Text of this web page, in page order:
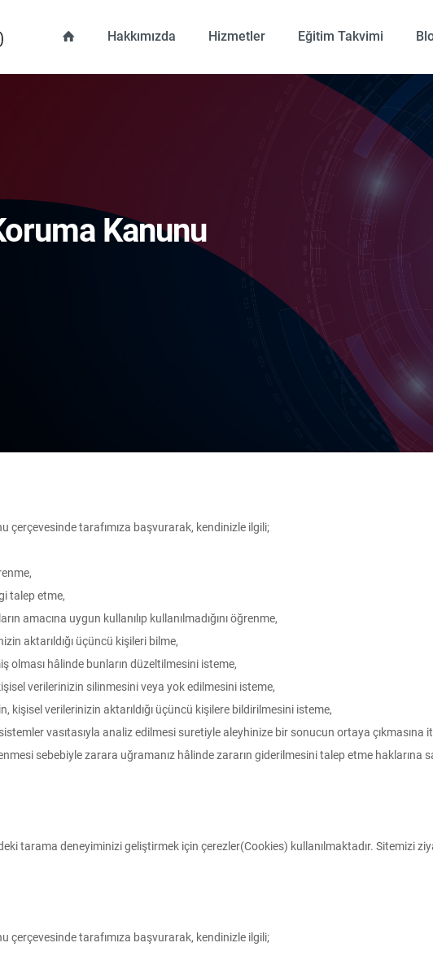
Hakkımızda Hizmetler Eğitim Takvimi
Kanunu
çerçevesinde tarafımıza başvurarak, kendinizle ilgili;
talep etme,
amacına uygun kullanılıp kullanılmadığını öğrenme,
aktarıldığı üçüncü kişileri bilme,
olması hâlinde bunların düzeltilmesini isteme,
verilerinizin silinmesini veya yok edilmesini isteme,
kişisel verilerinizin aktarıldığı üçüncü kişilere bildirilmesini isteme,
vasıtasıyla analiz edilmesi suretiyle aleyhinize bir sonucun ortaya çıkmasına
sebebiyle zarara uğramanız hâlinde zararın giderilmesini talep etme haklarına
tarama deneyiminizi geliştirmek için çerezler(Cookies) kullanılmaktadır. Sitemizi
çerçevesinde tarafımıza başvurarak, kendinizle ilgili;